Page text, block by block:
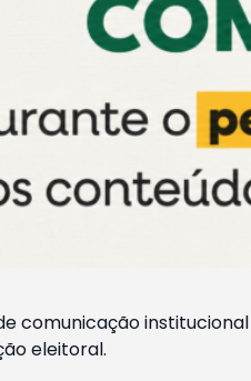
comunicação
eleitoral.